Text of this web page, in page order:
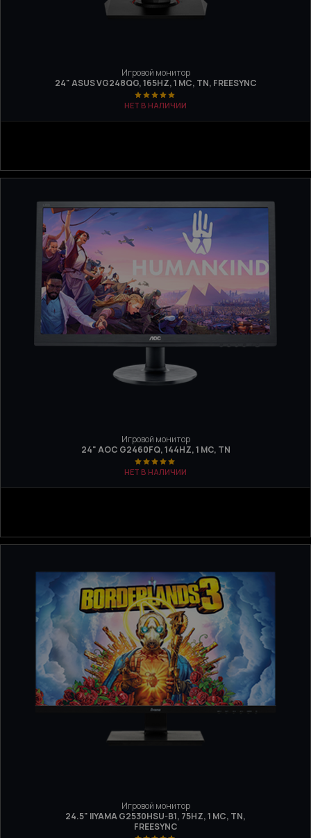
Игровой монитор
24" ASUS VG248QG, 165HZ, 1 МС, TN, FREESYNC
НЕТ В НАЛИЧИИ
Игровой монитор
24" AOC G2460FQ, 144HZ, 1 МC, TN
НЕТ В НАЛИЧИИ
Игровой монитор
24.5" IIYAMA G2530HSU-B1, 75HZ, 1 МС, TN,
FREESYNC